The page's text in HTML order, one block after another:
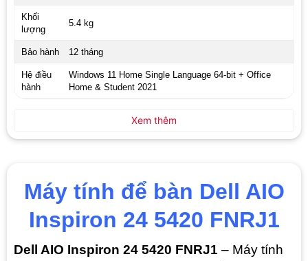
Máy tính để bàn Dell AIO
Inspiron 24 5420 FNRJ1
Dell AIO Inspiron 24 5420 FNRJ1 – Máy tính
Khối
lượng
5.4 kg
Bảo hành 12 tháng
Hệ điều
hành
Windows 11 Home Single Language 64-bit + Office
Home & Student 2021
Xem thêm